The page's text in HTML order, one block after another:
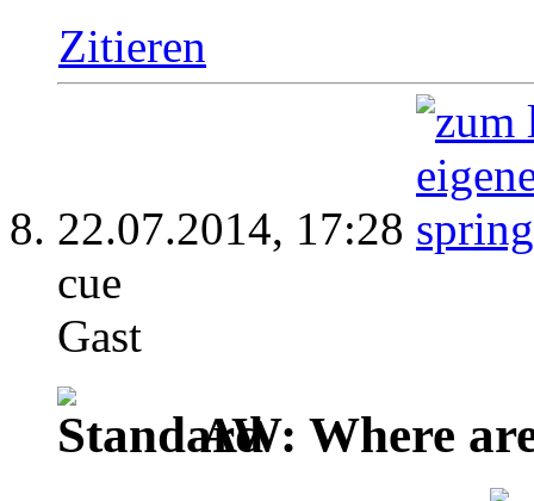
Zitieren
22.07.2014, 17:28
cue
Gast
AW: Where